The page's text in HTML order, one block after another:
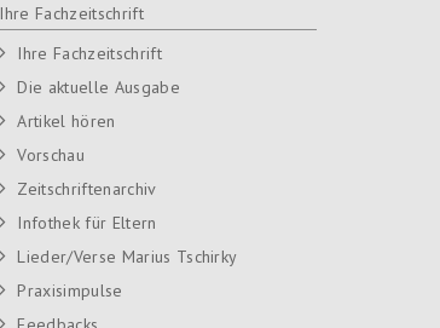
Ihre Fachzeitschrift
Ihre Fachzeitschrift
Die aktuelle Ausgabe
Artikel hören
Vorschau
Zeitschriftenarchiv
Infothek für Eltern
Lieder/Verse Marius Tschirky
Praxisimpulse